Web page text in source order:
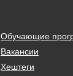
Обучающие
Вакансии
Хештеги